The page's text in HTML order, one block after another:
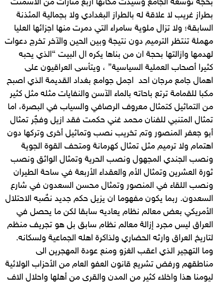
بحجة توسعة الجامع وشيدت مكانها اربع منارات من الاسمنت
بطراز غريب لا علاقة له بالطراز البغدادي ولا بجمالية المئذنة
السابقة؛ ولا تزال ملوية سامراء التي دمرت منها اجزائها العليا
مهملة تنتظر الترميم دون نتيجة وبين الحين والآخر تخرج دعوات
لهدمها وازالتها بحجة ان من بناها يكره ال البيت “الذي يحبه
كثيرا أصحاب العملية السياسية” ، ويتأسى العراقيون على
اهمال جامع مرجان احد اجمل جوامع بغداد القديمة الذي اصبح
مكبا للقمامة ترتع باحاته بالماء الآسن والنفايات مثله مثل كثير
من التماثيل كتمثال معروف الرصافي والسياب في البصرة، اما
تمثال المتنبي للفنان محمد غني حكمت فقد ازيل وفجٌر تمثال
أبو جعفر المنصور وتم تخريب نصب وتماثيل أخرى وتركها دون
اهتمام ولا ترميم مثل تمثال كهرمانة ومتحف القوة الجوية
ونصب الجندي المجهول ونصب الحرية وتمثال الواثق ونصب
ثورة العشرين وتمثال الأم والعقداء الأربعة في ساحة الطيران
ونصب اللقاء في المنصور وتمثال محسن السعدون في شارع
السعدون. ربما يكون مفهوما ان يزيل حكم جديد نصٌبه الاحتلال
الأمريكي بعض معالم نظام يعاديه سابقا لكن ما يحصل في
العراق ليس مجرد إزالة معالم نظام سابق بل هو تجريف منظم
لتاريخ العراق وارثه الحضاري ولذاكرة اهله الجماعية ولسكانه.
وما التهجير الذي اعقب الغزو ومنع عودة المهجرين الى
مناطقهم ورفض تشريع قانون العفو العام من الأحزاب الولائية
ليومنا هذا واخلاء كثير من المدن والقرى من أهلها واحلال الاف